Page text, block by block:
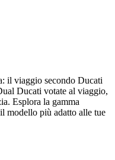
il viaggio secondo Ducati
Ducati votate al viaggio,
Esplora la gamma
modello più adatto alle tue